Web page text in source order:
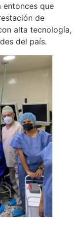
entonces que
de
alta tecnología,
del país.